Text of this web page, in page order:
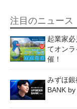
注目のニュース
起業家
てオン
催！
みずほ
BANK